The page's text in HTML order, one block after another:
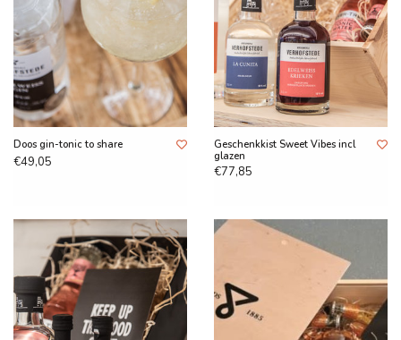
Doos gin-tonic to share
€49,05
Geschenkkist Sweet Vibes incl
glazen
€77,85